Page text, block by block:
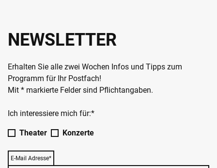
NEWSLETTER
Erhalten Sie alle zwei Wochen Infos und Tipps zum
Programm für Ihr Postfach!
Mit * markierte Felder sind Pflichtangaben.
Ich interessiere mich für:*
Theater Konzerte
E-Mail Adresse*